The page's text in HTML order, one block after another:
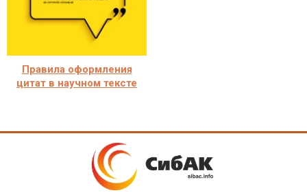
Правила оформления
цитат в научном тексте